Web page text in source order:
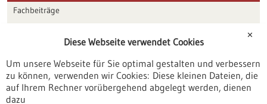
Fachbeiträge
Veranstaltungen
Erscheinungsdatum
✕
Diese Webseite verwendet Cookies
Um unsere Webseite für Sie optimal gestalten und verbessern
zu können, verwenden wir Cookies: Diese kleinen Dateien, die
auf Ihrem Rechner vorübergehend abgelegt werden, dienen
dazu